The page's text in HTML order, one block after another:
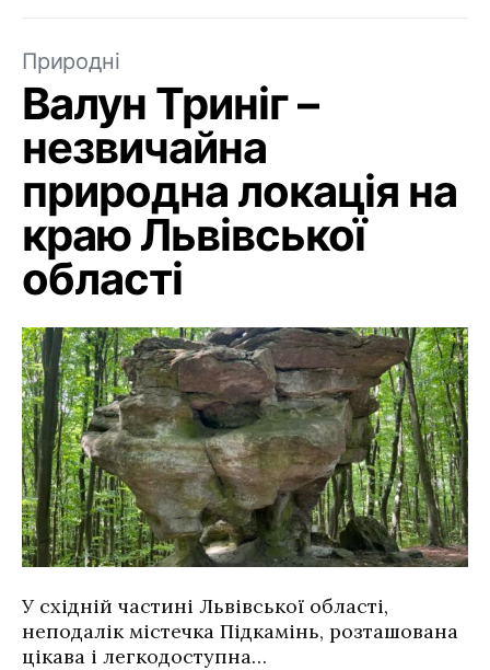
Природні
Валун Триніг –
незвичайна
природна локація на
краю Львівської
області
У східній частині Львівської області,
неподалік містечка Підкамінь, розташована
цікава і легкодоступна…